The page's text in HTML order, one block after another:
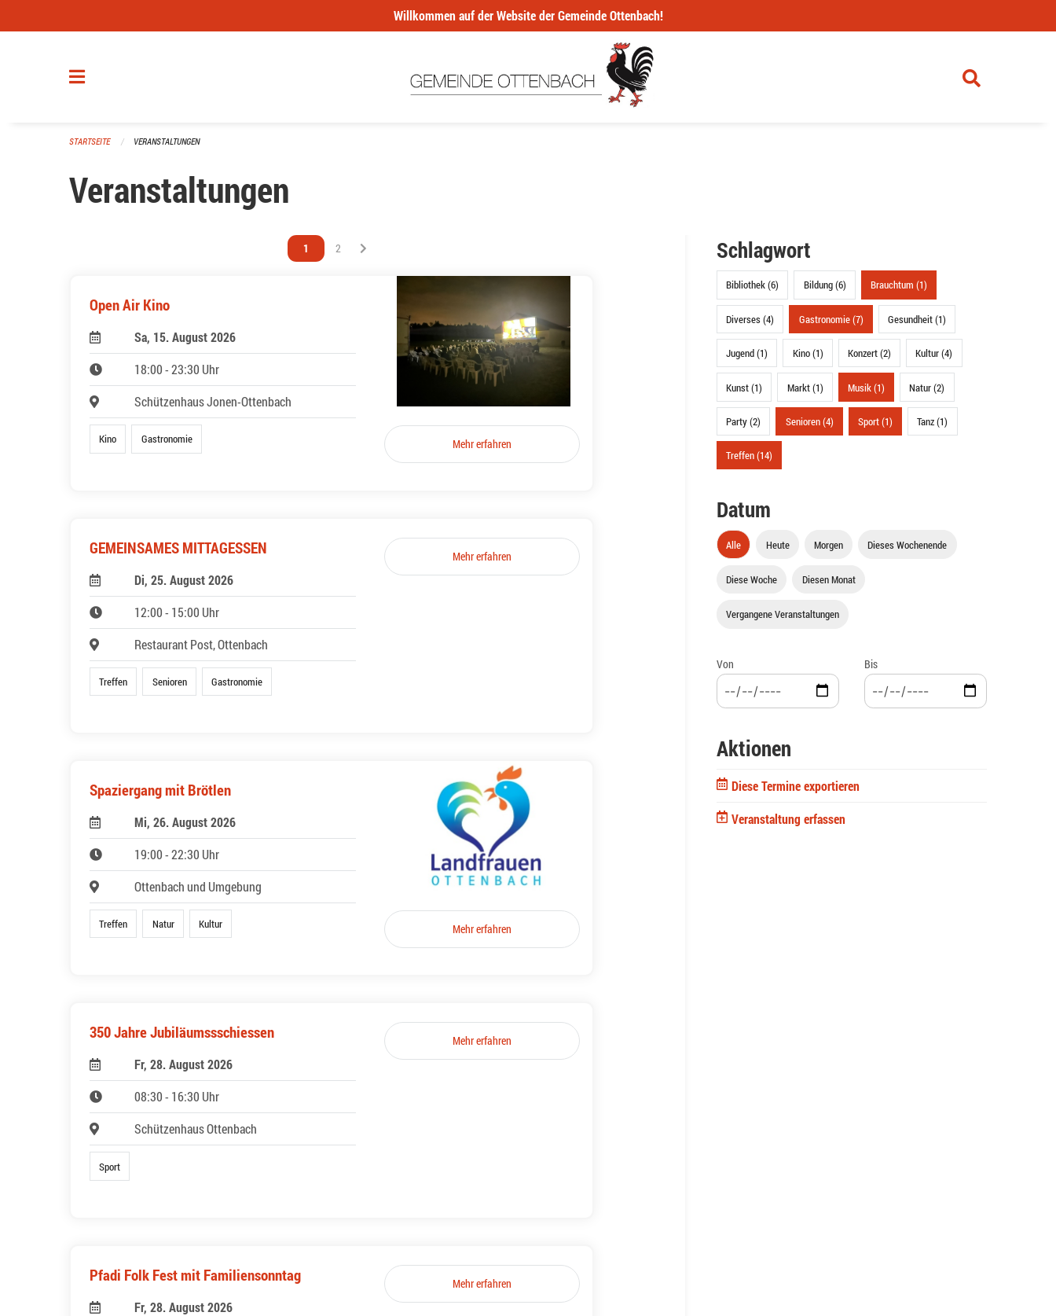
Willkommen auf der Website der Gemeinde Ottenbach!
STARTSEITE VERANSTALTUNGEN
Veranstaltungen
Vous êtes sur la page
1 Vous êtes sur la page
2
Open Air Kino
Sa, 15. August 2026
18:00 - 23:30 Uhr
Schützenhaus Jonen-Ottenbach
Kino Gastronomie Mehr erfahren
GEMEINSAMES MITTAGESSEN
Di, 25. August 2026
12:00 - 15:00 Uhr
Restaurant Post, Ottenbach
Treffen Senioren Gastronomie
Mehr erfahren
Spaziergang mit Brötlen
Mi, 26. August 2026
19:00 - 22:30 Uhr
Ottenbach und Umgebung
Treffen Natur Kultur Mehr erfahren
350 Jahre Jubiläumssschiessen
Fr, 28. August 2026
08:30 - 16:30 Uhr
Schützenhaus Ottenbach
Sport
Mehr erfahren
Pfadi Folk Fest mit Familiensonntag
Fr, 28. August 2026
Mehr erfahren
Schlagwort
Bibliothek (6) Bildung (6) Brauchtum (1)
Diverses (4) Gastronomie (7) Gesundheit (1)
Jugend (1) Kino (1) Konzert (2) Kultur (4)
Kunst (1) Markt (1) Musik (1) Natur (2)
Party (2) Senioren (4) Sport (1) Tanz (1)
Treffen (14)
Datum
Alle Heute Morgen Dieses Wochenende
Diese Woche Diesen Monat
Vergangene Veranstaltungen
Von Bis
Aktionen
Diese Termine exportieren
Veranstaltung erfassen